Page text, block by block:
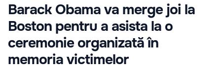
Barack Obama va merge joi la
Boston pentru a asista la o
ceremonie organizată în
memoria victimelor